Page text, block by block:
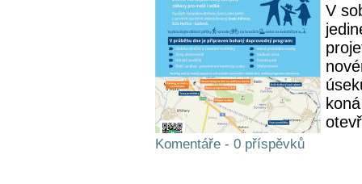
V
Komentáře - 0 příspěvků